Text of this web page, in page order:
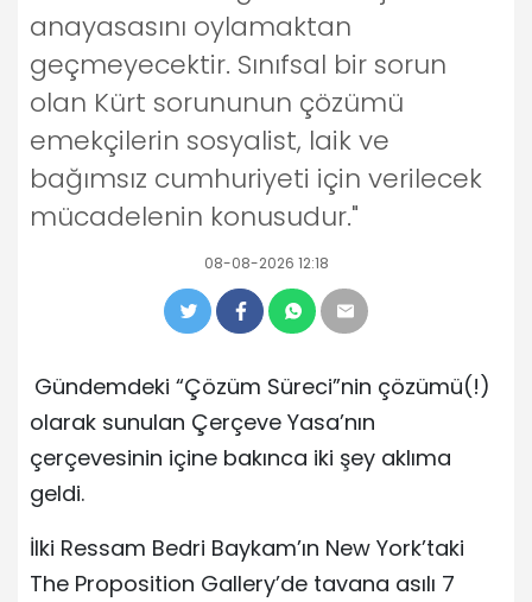
anayasasını oylamaktan
geçmeyecektir. Sınıfsal bir sorun
olan Kürt sorununun çözümü
emekçilerin sosyalist, laik ve
bağımsız cumhuriyeti için verilecek
mücadelenin konusudur."
08-08-2026 12:18
Gündemdeki “Çözüm Süreci”nin çözümü(!)
olarak sunulan Çerçeve Yasa’nın
çerçevesinin içine bakınca iki şey aklıma
geldi.
İlki Ressam Bedri Baykam’ın New York’taki
The Proposition Gallery’de tavana asılı 7